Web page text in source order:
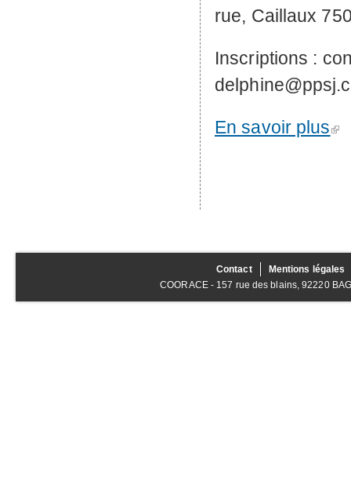
rue, Caillaux
Inscriptions :
En savoir plus
Contact
Mentions légales
COORACE - 157 rue des blains, 92220